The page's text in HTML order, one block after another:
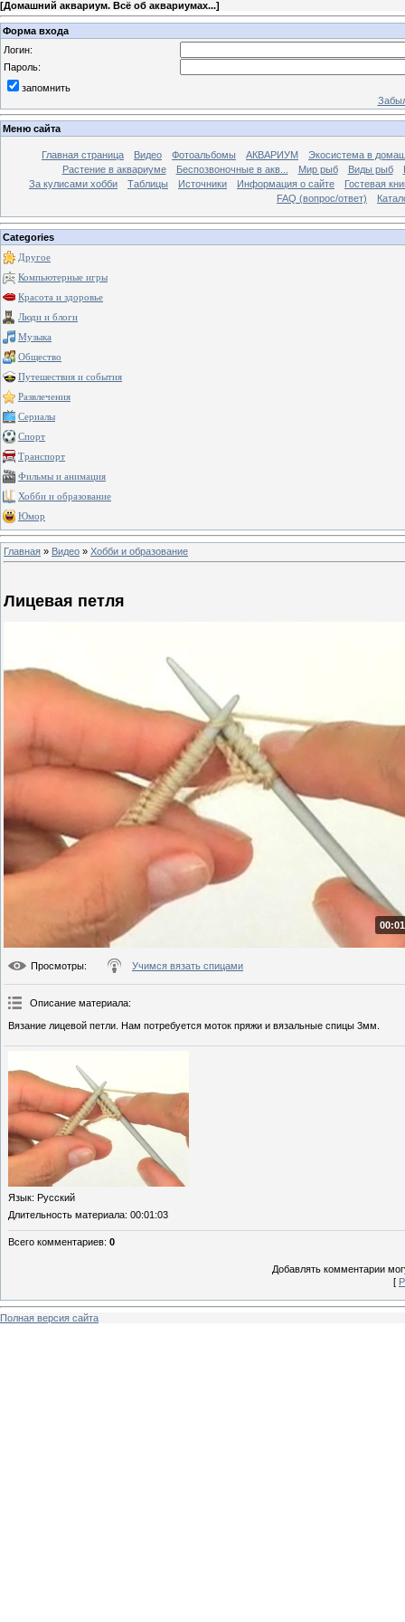
[Домашний аквариум. Всё об аквариумах...]
Форма входа
Логин:
Пароль:
запомнить
Меню сайта
Главная страница Видео Фотоальбомы АКВАРИУМ
Экосистема в
Растение в аквариуме
Беспозвоночные в акв... Мир рыб Виды рыб
За кулисами хобби
Таблицы Источники Информация о сайте
Гостевая
FAQ (вопрос/ответ)
Categories
Другое
Компьютерные игры
Красота и здоровье
Люди и блоги
Музыка
Общество
Путешествия и события
Развлечения
Сериалы
Спорт
Транспорт
Фильмы и анимация
Хобби и образование
Юмор
Главная » Видео » Хобби и образование
Лицевая петля
Просмотры: Учимся вязать спицами
Описание материала:
Вязание лицевой петли. Нам потребуется моток пряжи и вязальные спицы 3мм.
Язык: Русский
Длительность материала: 00:01:03
Всего комментариев: 0
Добавлять комментарии
[
Полная версия сайта